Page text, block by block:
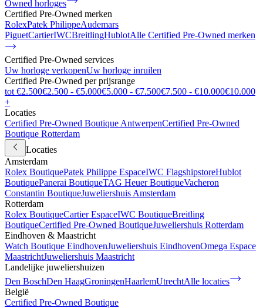
Owned horloges
Certified Pre-Owned merken
RolexPatek PhilippeAudemars
PiguetCartierIWCBreitlingHublotAlle Certified Pre-Owned merken
Certified Pre-Owned services
Uw horloge verkopenUw horloge inruilen
Certified Pre-Owned per prijsrange
tot €2.500€2.500 - €5.000€5.000 - €7.500€7.500 - €10.000€10.000
+
Locaties
Certified Pre-Owned Boutique AntwerpenCertified Pre-Owned
Boutique Rotterdam
Locaties
Amsterdam
Rolex BoutiquePatek Philippe EspaceIWC FlagshipstoreHublot
BoutiquePanerai BoutiqueTAG Heuer BoutiqueVacheron
Constantin BoutiqueJuweliershuis Amsterdam
Rotterdam
Rolex BoutiqueCartier EspaceIWC BoutiqueBreitling
BoutiqueCertified Pre-Owned BoutiqueJuweliershuis Rotterdam
Eindhoven & Maastricht
Watch Boutique EindhovenJuweliershuis EindhovenOmega Espace
MaastrichtJuweliershuis Maastricht
Landelijke juweliershuizen
Den BoschDen HaagGroningenHaarlemUtrechtAlle locaties
België
Certified Pre-Owned Boutique